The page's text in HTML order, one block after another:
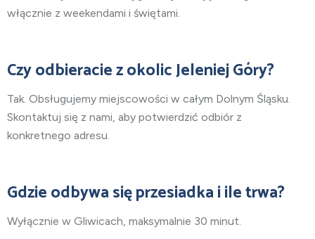
włącznie z weekendami i świętami.
Czy odbieracie z okolic Jeleniej Góry?
Tak. Obsługujemy miejscowości w całym Dolnym Śląsku.
Skontaktuj się z nami, aby potwierdzić odbiór z
konkretnego adresu.
Gdzie odbywa się przesiadka i ile trwa?
Wyłącznie w Gliwicach, maksymalnie 30 minut.